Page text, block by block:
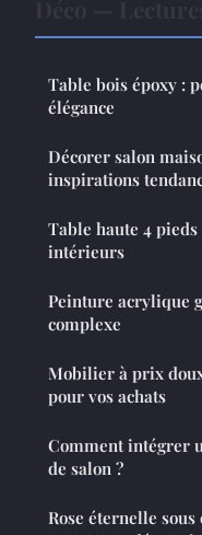
Table bois époxy :
élégance
Décorer salon
inspirations
Table haute 4
intérieurs
Peinture acrylique
complexe
Mobilier à prix
pour vos achats
Comment intégrer
de salon ?
Rose éternelle